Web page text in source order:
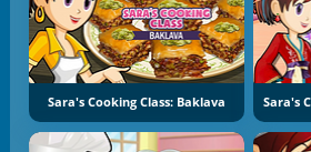
Sara's Cooking Class: Baklava